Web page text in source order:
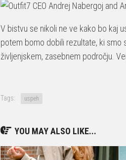
V bistvu se nikoli ne ve kako bo kaj
potem bomo dobili rezultate, ki smo
življenjskem, zasebnem področju.
Tags: uspeh
YOU MAY ALSO LIKE...